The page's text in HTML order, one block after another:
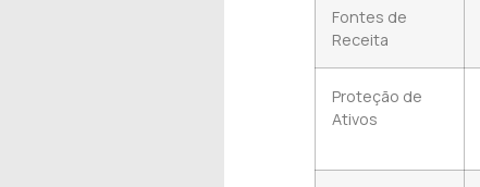
Fontes de
Receita
Proteção de
Ativos